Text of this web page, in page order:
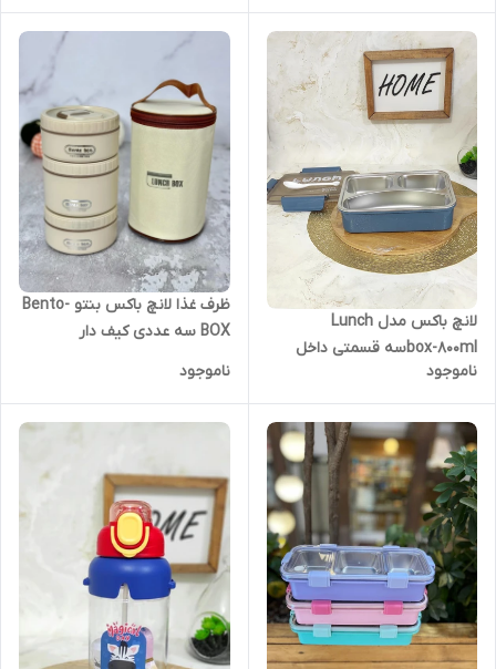
لانچ باکس مدل Lunch
box-۸۰۰mlسه قسمتی داخل
استیل ظرف غذا گرم نگهدارنده
ناموجود
ظرف غذا لانچ باکس بنتو Bento-
BOX سه عددی کیف دار
ناموجود